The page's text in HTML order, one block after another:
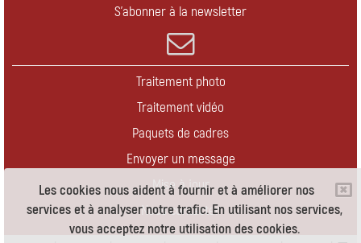
Les cookies nous aident à fournir et à améliorer nos
services et à analyser notre trafic. En utilisant nos services,
vous acceptez notre utilisation des cookies.
S'abonner à la newsletter
Traitement photo
Traitement vidéo
Paquets de cadres
Envoyer un message
Mise à jour
Nous contacter